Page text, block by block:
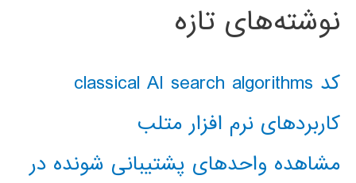
نوشته‌های تازه
کد classical AI search algorithms
کاربردهای نرم افزار متلب
مشاهده واحدهای پشتیبانی شونده در